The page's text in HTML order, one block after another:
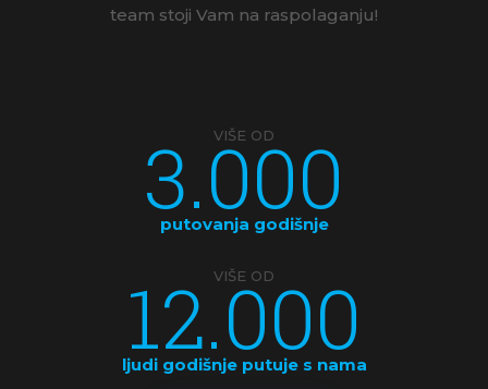
team stoji Vam na raspolaganju!
VIŠE OD
3.000
putovanja godišnje
VIŠE OD
12.000
ljudi godišnje putuje s nama